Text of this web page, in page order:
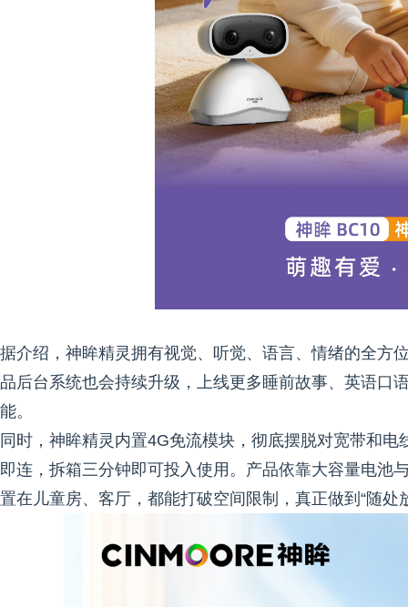
据介绍，神眸精灵拥有视觉、听觉、语言、情绪的全方
品后台系统也会持续升级，上线更多睡前故事、英语口
能。
同时，神眸精灵内置4G免流模块，彻底摆脱对宽带和
即连，拆箱三分钟即可投入使用。产品依靠大容量电池
置在儿童房、客厅，都能打破空间限制，真正做到“随处